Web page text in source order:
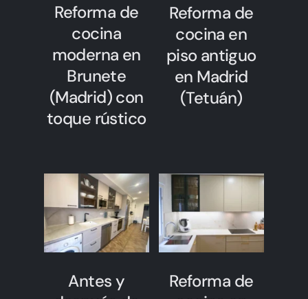
Reforma de
cocina
moderna en
Brunete
(Madrid) con
toque rústico
Reforma de
cocina en
piso antiguo
en Madrid
(Tetuán)
Antes y
Reforma de